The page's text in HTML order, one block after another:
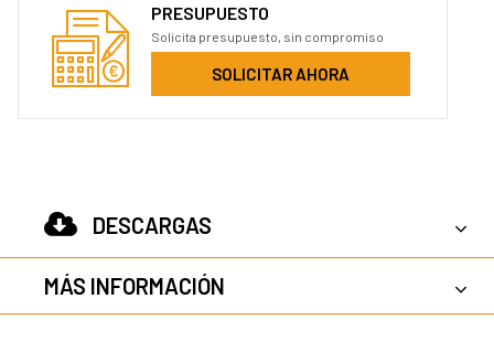
PRESUPUESTO
Solicita presupuesto, sin compromiso
SOLICITAR AHORA
DESCARGAS
MÁS INFORMACIÓN